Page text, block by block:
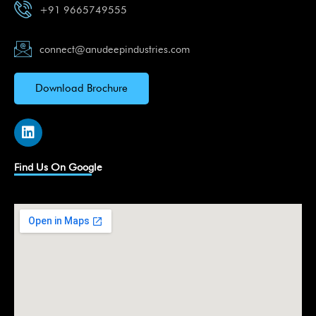
+91 9665749555
connect@anudeepindustries.com
Download Brochure
L
i
k
e
i
n
Find Us On Google